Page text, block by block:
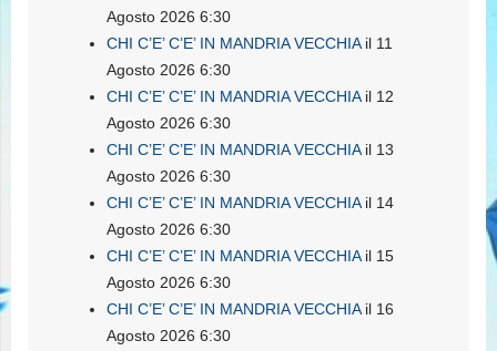
Agosto 2026 6:30
CHI C’E’ C’E’ IN MANDRIA VECCHIAil 11
Agosto 2026 6:30
CHI C’E’ C’E’ IN MANDRIA VECCHIAil 12
Agosto 2026 6:30
CHI C’E’ C’E’ IN MANDRIA VECCHIAil 13
Agosto 2026 6:30
CHI C’E’ C’E’ IN MANDRIA VECCHIAil 14
Agosto 2026 6:30
CHI C’E’ C’E’ IN MANDRIA VECCHIAil 15
Agosto 2026 6:30
CHI C’E’ C’E’ IN MANDRIA VECCHIAil 16
Agosto 2026 6:30